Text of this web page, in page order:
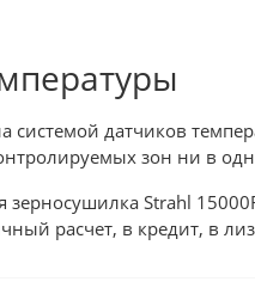
системой датчиков
зон ни в
зерносушилка Strahl
расчет, в кредит, в